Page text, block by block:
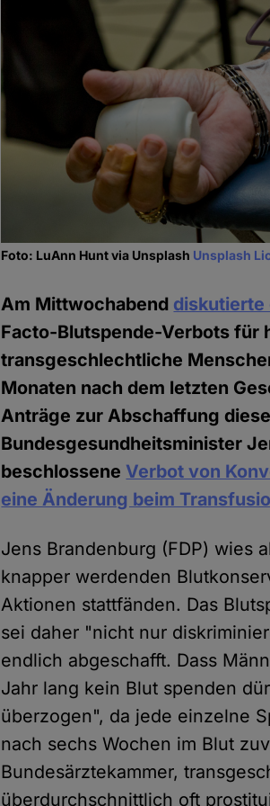
Foto: LuAnn Hunt via Unsplash Unsplash
Am Mittwochabend diskutierte
Facto-Blutspende-Verbots für
transgeschlechtliche
Monaten nach dem letzten
Anträge zur Abschaffung
Bundesgesundheitsminister
beschlossene Verbot von
eine Änderung beim
Jens Brandenburg (FDP) wies
knapper werdenden
Aktionen stattfänden. Das
sei daher "nicht nur
endlich abgeschafft. Dass
Jahr lang kein Blut spenden
überzogen", da jede einzelne
nach sechs Wochen im Blut
Bundesärztekammer,
überdurchschnittlich oft